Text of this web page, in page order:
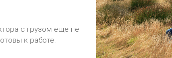
с грузом еще не
к работе.